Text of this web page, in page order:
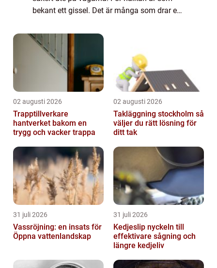
bekant ett gissel. Det är många som drar en
att tar sig fram med bilen igen.Vi...
02 augusti 2026
Trapptillverkare
hantverket bakom en
trygg och vacker trappa
02 augusti 2026
Takläggning stockholm så
väljer du rätt lösning för
ditt tak
31 juli 2026
Vassröjning: en insats för
Öppna vattenlandskap
31 juli 2026
Kedjeslip nyckeln till
effektivare sågning och
längre kedjeliv